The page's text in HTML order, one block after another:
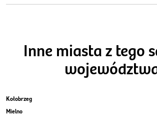
Inne miasta z tego
Kołobrzeg
Mielno